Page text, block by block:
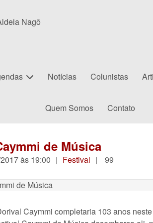
Notícias Colunistas
Quem Somos Contato
de Música
às 19:00 | Festival | 99
Caymmi completaria 103 anos